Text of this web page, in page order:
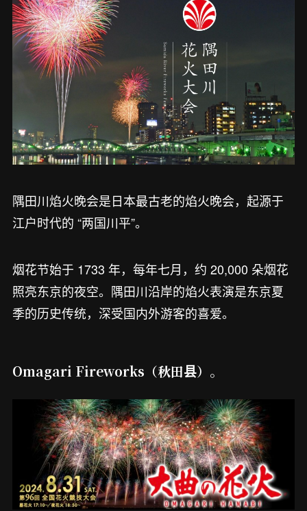
隅田川焰火晚会是日本最古老的焰火晚会，起源于
江户时代的 “两国川平”。
烟花节始于 1733 年，每年七月，约 20,000 朵烟花
照亮东京的夜空。隅田川沿岸的焰火表演是东京夏
季的历史传统，深受国内外游客的喜爱。
Omagari Fireworks（秋田县）。